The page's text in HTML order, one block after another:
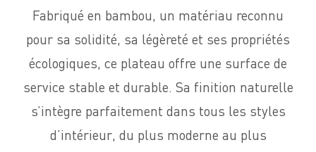
Fabriqué en bambou, un matériau reconnu
pour sa solidité, sa légèreté et ses propriétés
écologiques, ce plateau offre une surface de
service stable et durable. Sa finition naturelle
s’intègre parfaitement dans tous les styles
d’intérieur, du plus moderne au plus